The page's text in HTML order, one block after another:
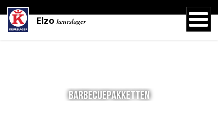
Elzo keurslager
Barbecuepakketten